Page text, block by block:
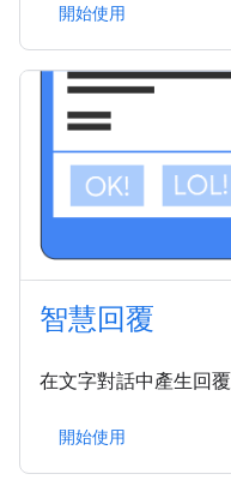
開始使用
智慧回覆
在文字對話中產生回覆
開始使用